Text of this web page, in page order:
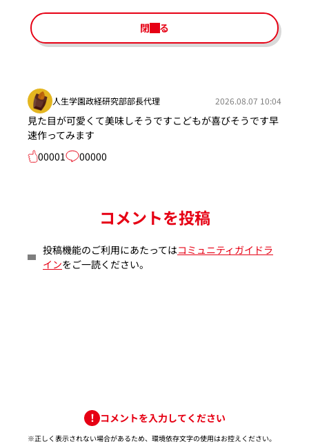
閉じる
人生学園政経研究部部長代理 2026.08.07 10:04
見た目が可愛くて美味しそうですこどもが喜びそうです早
速作ってみます
00001
00000
コメントを投稿
投稿機能のご利用にあたってはコミュニティガイドラ
インをご一読ください。
コメントを入力してください
※正しく表示されない場合があるため、環境依存文字の使用はお控えください。​